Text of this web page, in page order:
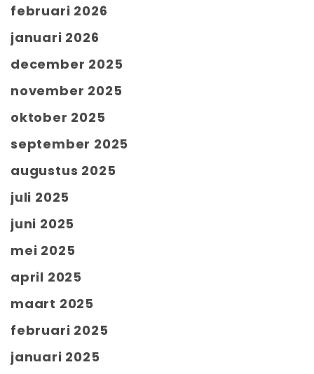
februari 2026
januari 2026
december 2025
november 2025
oktober 2025
september 2025
augustus 2025
juli 2025
juni 2025
mei 2025
april 2025
maart 2025
februari 2025
januari 2025